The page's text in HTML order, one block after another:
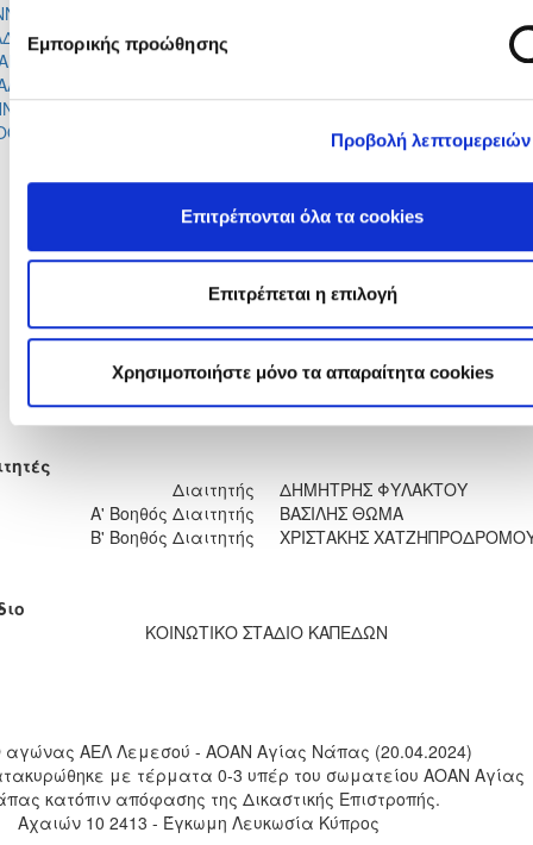
Εμπορικής προώθησης
Προβολή λεπτομερειών
Επιτρέπονται όλα τα cookies
Επιτρέπεται η επιλογή
Χρησιμοποιήστε μόνο τα απαραίτητα cookies
ΓΕΩΡΓΙΟΥ
ΑΝΔΡΕΑΣ
ΑΛΕΞΑΝΔΡΟΣ ΒΑΣΙΛΕΙΑΔΗΣ
ΙΩΑΝΝΗΣ ΧΑΤΖΗΓΙΑΝΝΗΣ 23'
ΙΩΑΝΝΗΣ ΧΑΤΖΗΓΙΑΝΝΗΣ 25'
ΑΝΔΡΕΑΣ ΤΙΜΙΝΗΣ 40'
ΣΩΤΗΡΙΟΣ ΚΑΟΥΣΛΙΔΗΣ 41'
IOSIF EL DANNAWI 48'
ΑΝΔΡΕΑΣ ΤΙΜΙΝΗΣ 53'
Διαιτητής
ΔΗΜΗΤΡΗΣ ΦΥΛΑΚΤΟΥ
Α' Βοηθός Διαιτητής
ΒΑΣΙΛΗΣ ΘΩΜΑ
Β' Βοηθός Διαιτητής
ΧΡΙΣΤΑΚΗΣ
ΚΟΙΝΩΤΙΚΟ ΣΤΑΔΙΟ ΚΑΠΕΔΩΝ
αγώνας ΑΕΛ Λεμεσού - ΑΟΑΝ Αγίας Νάπας (20.04.2024)
με τέρματα 0-3 υπέρ του σωματείου ΑΟΑΝ Αγίας
κατόπιν απόφασης της Δικαστικής Επιστροπής.
Αχαιών 10 2413 - Έγκωμη Λευκωσία Κύπρος